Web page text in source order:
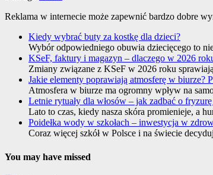
Reklama w internecie może zapewnić bardzo dobre
Kiedy wybrać buty za kostkę dla dzieci?
Wybór odpowiedniego obuwia dziecięcego to
KSeF, faktury i magazyn – dlaczego w 2026
Zmiany związane z KSeF w 2026 roku
Jakie elementy poprawiają atmosferę w biurze?
Atmosfera w biurze ma ogromny wpływ na
Letnie rytuały dla włosów – jak zadbać o
Lato to czas, kiedy nasza skóra promienieje, a
Poidełka wody w szkołach – inwestycja w
Coraz więcej szkół w Polsce i na świecie
You may have missed